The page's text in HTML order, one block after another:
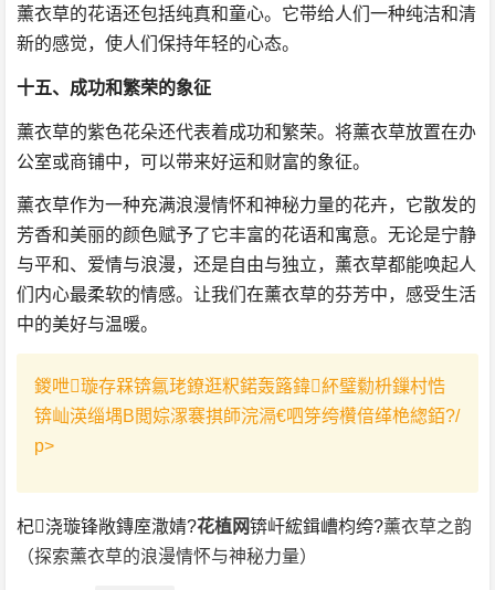
薰衣草的花语还包括纯真和童心。它带给人们一种纯洁和清
新的感觉，使人们保持年轻的心态。
十五、成功和繁荣的象征
薰衣草的紫色花朵还代表着成功和繁荣。将薰衣草放置在办
公室或商铺中，可以带来好运和财富的象征。
薰衣草作为一种充满浪漫情怀和神秘力量的花卉，它散发的
芳香和美丽的颜色赋予了它丰富的花语和寓意。无论是宁静
与平和、爱情与浪漫，还是自由与独立，薰衣草都能唤起人
们内心最柔软的情感。让我们在薰衣草的芬芳中，感受生活
中的美好与温暖。
鍐呭璇存槑锛氱珯鐐逛粎鍩轰簬鍏紑璧勬枡鏁村悎
锛屾渶缁堣В閲婃潈褰掑師浣滆€呬笌绔欑偣缂栬緫銆?/
p>
杞浇璇锋敞鏄庢潵婧?花植网锛屽綋鍓嶆枃绔?薰衣草之韵
（探索薰衣草的浪漫情怀与神秘力量）